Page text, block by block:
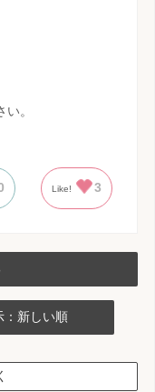
。
Like! 3
：新しい順